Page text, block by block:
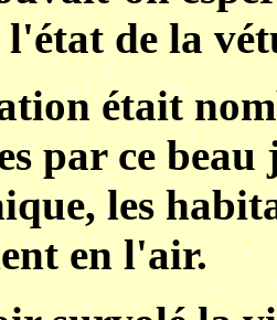
de la
était
par ce
les
en l'air.